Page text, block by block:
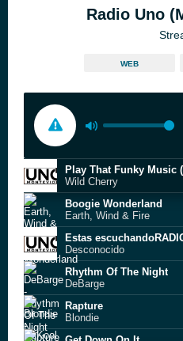
Radio Uno
WEB
Play That Funky Music
Wild Cherry
Boogie Wonderland
Earth, Wind & Fire
Desconocido
Rhythm Of The Night
DeBarge
Rapture
Blondie